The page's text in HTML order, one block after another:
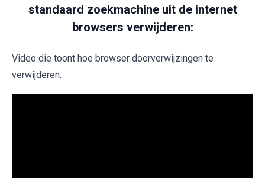
standaard zoekmachine uit de internet
browsers verwijderen:
Video die toont hoe browser doorverwijzingen te
verwijderen: